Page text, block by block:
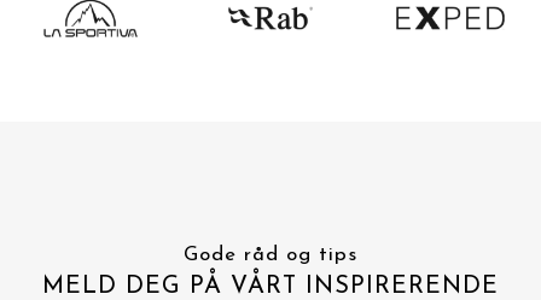
Gode råd og tips
MELD DEG PÅ VÅRT INSPIRERENDE